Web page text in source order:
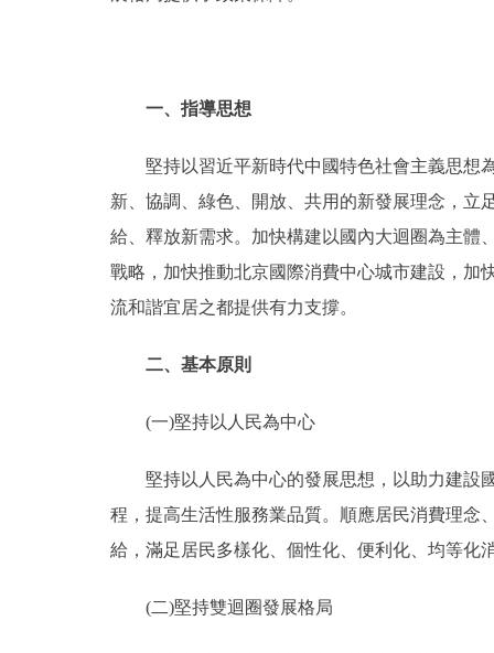
一、指導思想
堅持以習近平新時代中國特色社會主義思想為
新、協調、綠色、開放、共用的新發展理念，立
給、釋放新需求。加快構建以國內大迴圈為主體
戰略，加快推動北京國際消費中心城市建設，加
流和諧宜居之都提供有力支撐。
二、基本原則
(一)堅持以人民為中心
堅持以人民為中心的發展思想，以助力建設國
程，提高生活性服務業品質。順應居民消費理念
給，滿足居民多樣化、個性化、便利化、均等化
(二)堅持雙迴圈發展格局